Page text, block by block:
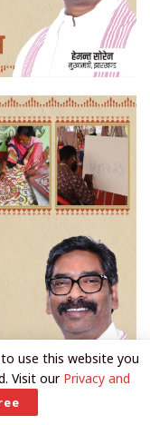
use this website you
Visit our Privacy and